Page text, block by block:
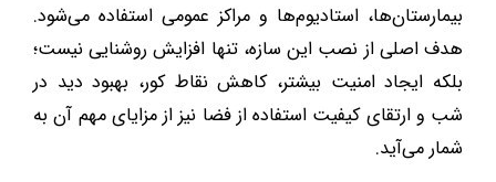
بیمارستان‌ها، استادیوم‌ها و مراکز عمومی استفاده می‌شود.
هدف اصلی از نصب این سازه، تنها افزایش روشنایی نیست؛
بلکه ایجاد امنیت بیشتر، کاهش نقاط کور، بهبود دید در
شب و ارتقای کیفیت استفاده از فضا نیز از مزایای مهم آن به
شمار می‌آید.